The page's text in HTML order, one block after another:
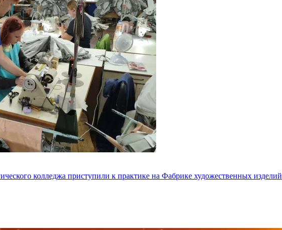
колледжа приступили к практике на Фабрике художественных изделий